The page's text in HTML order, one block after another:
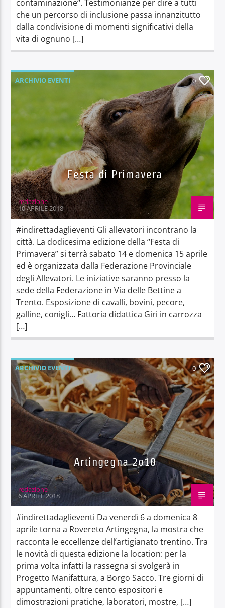
contaminazione“. Testimonianze per dire a tutti
che un percorso di inclusione passa innanzitutto
dalla condivisione di momenti significativi della
vita di ognuno […]
ARCHIVIO EVENTI 0
Festa di Primavera
redazione
10 APRILE 2018
#indirettadaglieventi Gli allevatori incontrano la
città. La dodicesima edizione della “Festa di
Primavera” si terrà sabato 14 e domenica 15 aprile
ed è organizzata dalla Federazione Provinciale
degli Allevatori. Le iniziative saranno presso la
sede della Federazione in Via delle Bettine a
Trento. Esposizione di cavalli, bovini, pecore,
galline, conigli… Fattoria didattica Giri in carrozza
[…]
ARCHIVIO EVENTI 0
Artingegna 2o18
redazione
6 APRILE 2018
#indirettadaglieventi Da venerdì 6 a domenica 8
aprile torna a Rovereto Artingegna, la mostra che
racconta le eccellenze dell’artigianato trentino. Tra
le novità di questa edizione la location: per la
prima volta infatti la rassegna si svolgerà in
Progetto Manifattura, a Borgo Sacco. Tre giorni di
appuntamenti, oltre cento espositori e
dimostrazioni pratiche, laboratori, mostre, […]